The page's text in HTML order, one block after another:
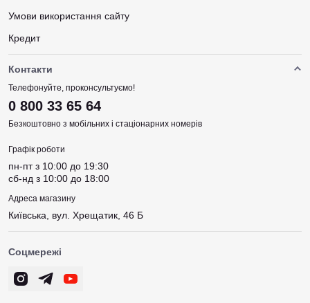
Умови використання сайту
Кредит
Контакти
Телефонуйте, проконсультуємо!
0 800 33 65 64
Безкоштовно з мобільних і стаціонарних номерів
Графік роботи
пн-пт з 10:00 до 19:30
сб-нд з 10:00 до 18:00
Адреса магазину
Київська, вул. Хрещатик, 46 Б
Соцмережі